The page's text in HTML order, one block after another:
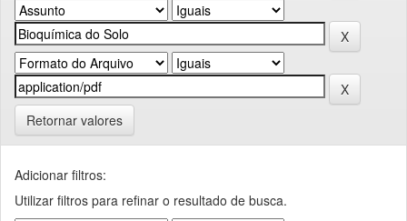
Retornar valores
Adicionar filtros:
Utilizar filtros para refinar o resultado de busca.